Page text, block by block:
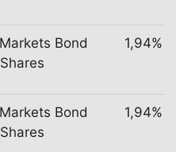
Bond
1,94%
Bond
1,94%